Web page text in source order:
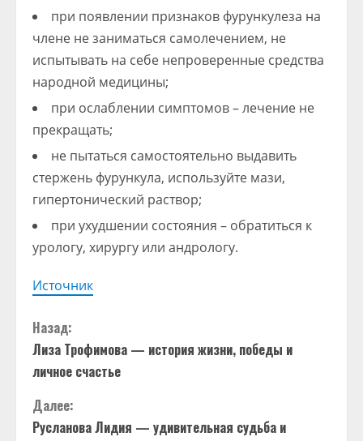
при появлении признаков фурункулеза на
члене не заниматься самолечением, не
испытывать на себе непроверенные средства
народной медицины;
при ослаблении симптомов – лечение не
прекращать;
не пытаться самостоятельно выдавить
стержень фурункула, используйте мази,
гипертонический раствор;
при ухудшении состояния – обратиться к
урологу, хирургу или андрологу.
Источник
П
р
о
Назад:
Лиза Трофимова — история жизни, победы и
личное счастье
Далее:
Русланова Лидия — удивительная судьба и